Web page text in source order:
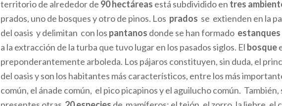
territorio de alrededor de 90 hectáreas está subdividido en tres
prados, uno de bosques y otro de pinos. Los prados se extienden en la
del oasis y delimitan con los pantanos donde se han formado estanques
a la extracción de la turba que tuvo lugar en los pasados siglos. El bosque
preponderantemente arboleda. Los pájaros constituyen, sin duda, el
del oasis y son los habitantes más característicos, entre los más
común, el ánade común, el pico picapinos y el aguilucho común.